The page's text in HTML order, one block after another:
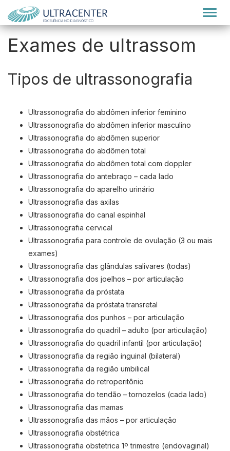
Exames de ultrassom
Tipos de ultrassonografia
Ultrassonografia do abdômen inferior feminino
Ultrassonografia do abdômen inferior masculino
Ultrassonografia do abdômen superior
Ultrassonografia do abdômen total
Ultrassonografia do abdômen total com doppler
Ultrassonografia do antebraço – cada lado
Ultrassonografia do aparelho urinário
Ultrassonografia das axilas
Ultrassonografia do canal espinhal
Ultrassonografia cervical
Ultrassonografia para controle de ovulação (3 ou mais
exames)
Ultrassonografia das glândulas salivares (todas)
Ultrassonografia dos joelhos – por articulação
Ultrassonografia da próstata
Ultrassonografia da próstata transretal
Ultrassonografia dos punhos – por articulação
Ultrassonografia do quadril – adulto (por articulação)
Ultrassonografia do quadril infantil (por articulação)
Ultrassonografia da região inguinal (bilateral)
Ultrassonografia da região umbilical
Ultrassonografia do retroperitônio
Ultrassonografia do tendão – tornozelos (cada lado)
Ultrassonografia das mamas
Ultrassonografia das mãos – por articulação
Ultrassonografia obstétrica
Ultrassonografia obstetrica 1º trimestre (endovaginal)